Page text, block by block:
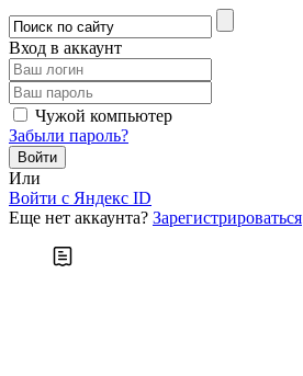
Вход в аккаунт
Чужой компьютер
Забыли пароль?
Или
Войти c Яндекс ID
Еще нет аккаунта? Зарегистрироваться